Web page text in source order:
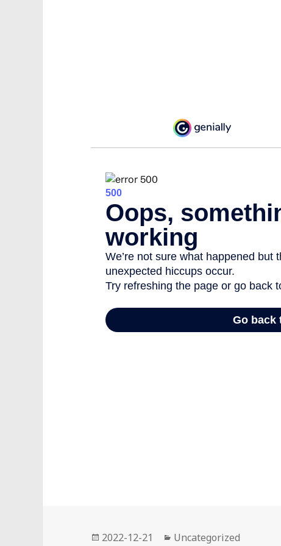
Data
2022-12-21 Kategorie
Uncategorized